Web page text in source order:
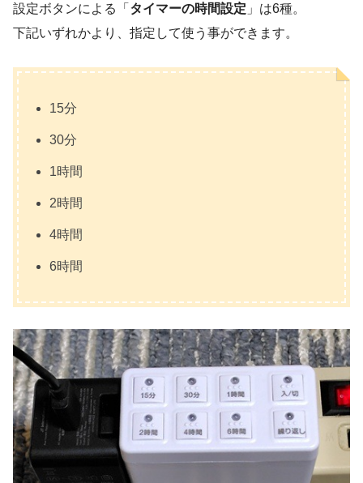
設定ボタンによる「 タイマーの時間設定 」は6種。
下記いずれかより、指定して使う事ができます。
15分
30分
1時間
2時間
4時間
6時間